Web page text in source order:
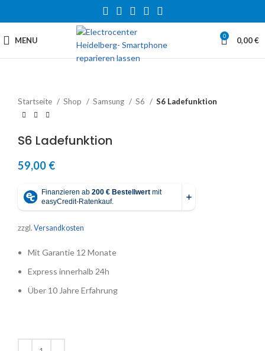
MENU 0 0,00€
Startseite Shop Samsung S6 S6 Ladefunktion
S6 Ladefunktion
59,00 €
zzgl. Versandkosten
Mit Garantie 12 Monate
Express innerhalb 24h
Über 10 Jahre Erfahrung